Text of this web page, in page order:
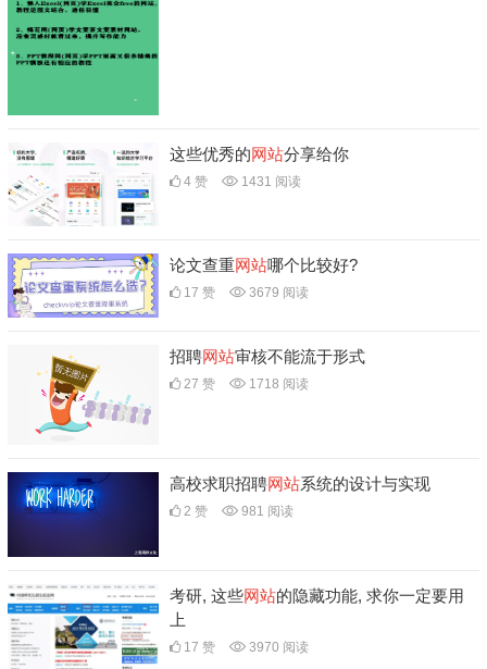
这些优秀的网站分享给你
4 赞 1431 阅读
论文查重网站哪个比较好?
17 赞 3679 阅读
招聘网站审核不能流于形式
27 赞 1718 阅读
高校求职招聘网站系统的设计与实现
2 赞 981 阅读
考研, 这些网站的隐藏功能, 求你一定要用
上
17 赞 3970 阅读